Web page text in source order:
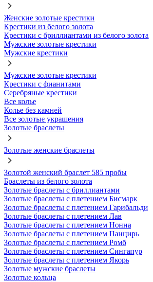
Женские золотые крестики
Крестики из белого золота
Крестики с бриллиантами из белого золота
Мужские золотые крестики
Мужские крестики
Мужские золотые крестики
Крестики с фианитами
Серебряные крестики
Все колье
Колье без камней
Все золотые украшения
Золотые браслеты
Золотые женские браслеты
Золотой женский браслет 585 пробы
Браслеты из белого золота
Золотые браслеты с бриллиантами
Золотые браслеты с плетением Бисмарк
Золотые браслеты с плетением Гарибальди
Золотые браслеты с плетением Лав
Золотые браслеты с плетением Нонна
Золотые браслеты с плетением Панцирь
Золотые браслеты с плетением Ромб
Золотые браслеты с плетением Сингапур
Золотые браслеты с плетением Якорь
Золотые мужские браслеты
Золотые кольца